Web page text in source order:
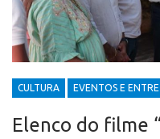
CULTURA
Elenco do filme